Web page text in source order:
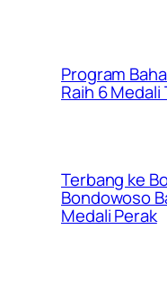
Program
Raih 6
Terbang ke
Bondowoso
Medali Perak